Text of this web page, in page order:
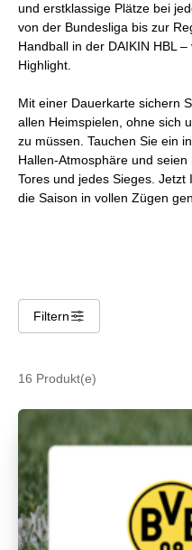
und erstklassige Plätze bei
von der Bundesliga bis zur
Handball in der DAIKIN HBL
Highlight.
Mit einer Dauerkarte sichern
allen Heimspielen, ohne sich
zu müssen. Tauchen Sie ein
Hallen-Atmosphäre und
Tores und jedes Sieges.
die Saison in vollen Zügen
Filtern􀌆
16 Produkt(e)